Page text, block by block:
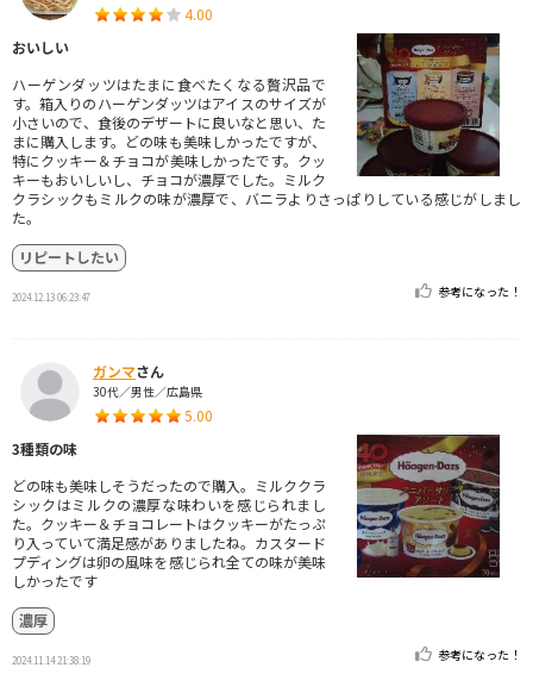
4.00
おいしい
ハーゲンダッツはたまに食べたくなる贅沢品で
す。箱入りのハーゲンダッツはアイスのサイズが
小さいので、食後のデザートに良いなと思い、た
まに購入します。どの味も美味しかったですが、
特にクッキー＆チョコが美味しかったです。クッ
キーもおいしいし、チョコが濃厚でした。ミルク
クラシックもミルクの味が濃厚で、バニラよりさっぱりしている感じがしまし
た。
リピートしたい
2024.12.13 06:23:47 参考になった！
ガンマさん
30代／男性／広島県
5.00
3種類の味
どの味も美味しそうだったので購入。ミルククラ
シックはミルクの濃厚な味わいを感じられまし
た。クッキー＆チョコレートはクッキーがたっぷ
り入っていて満足感がありましたね。カスタード
プディングは卵の風味を感じられ全ての味が美味
しかったです
濃厚
2024.11.14 21:38:19 参考になった！